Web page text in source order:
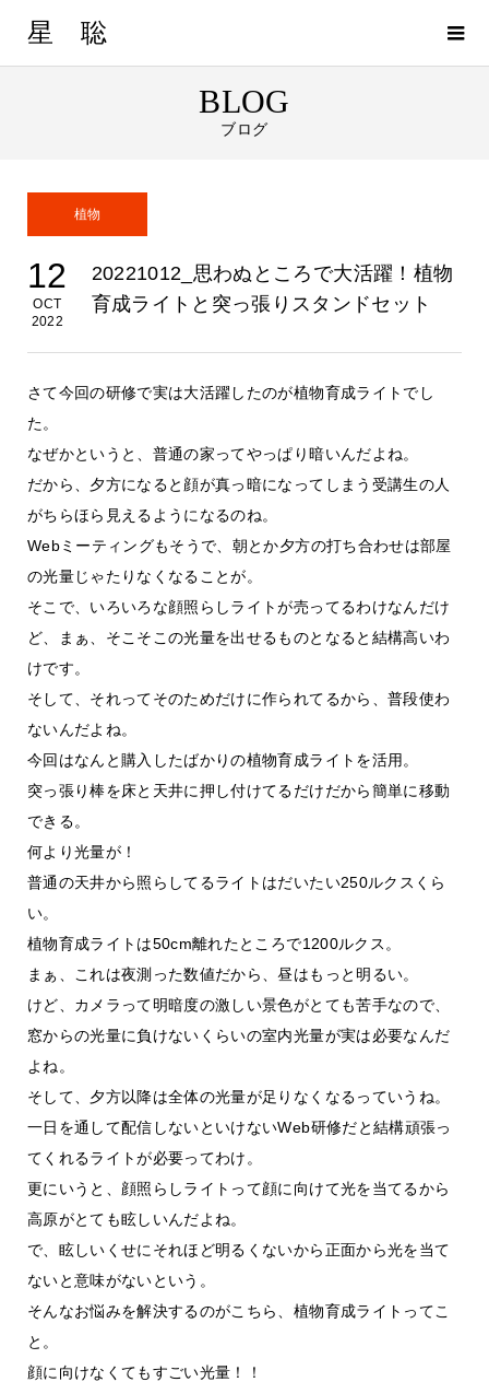
星 聡
BLOG
ブログ
植物
12
OCT
2022
20221012_思わぬところで大活躍！植物
育成ライトと突っ張りスタンドセット
さて今回の研修で実は大活躍したのが植物育成ライトでし
た。
なぜかというと、普通の家ってやっぱり暗いんだよね。
だから、夕方になると顔が真っ暗になってしまう受講生の人
がちらほら見えるようになるのね。
Webミーティングもそうで、朝とか夕方の打ち合わせは部屋
の光量じゃたりなくなることが。
そこで、いろいろな顔照らしライトが売ってるわけなんだけ
ど、まぁ、そこそこの光量を出せるものとなると結構高いわ
けです。
そして、それってそのためだけに作られてるから、普段使わ
ないんだよね。
今回はなんと購入したばかりの植物育成ライトを活用。
突っ張り棒を床と天井に押し付けてるだけだから簡単に移動
できる。
何より光量が！
普通の天井から照らしてるライトはだいたい250ルクスくら
い。
植物育成ライトは50cm離れたところで1200ルクス。
まぁ、これは夜測った数値だから、昼はもっと明るい。
けど、カメラって明暗度の激しい景色がとても苦手なので、
窓からの光量に負けないくらいの室内光量が実は必要なんだ
よね。
そして、夕方以降は全体の光量が足りなくなるっていうね。
一日を通して配信しないといけないWeb研修だと結構頑張っ
てくれるライトが必要ってわけ。
更にいうと、顔照らしライトって顔に向けて光を当てるから
高原がとても眩しいんだよね。
で、眩しいくせにそれほど明るくないから正面から光を当て
ないと意味がないという。
そんなお悩みを解決するのがこちら、植物育成ライトってこ
と。
顔に向けなくてもすごい光量！！